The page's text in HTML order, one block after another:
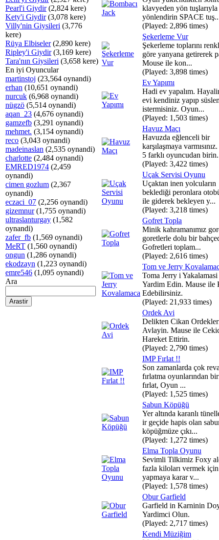
Pearl'i Giydir(2,824 kere)
Kety'i Giydir(3,078 kere)
Villy'nin Giysileri (3,776
kere)
Rüya Elbiseler(2,890 kere)
Ripley'i Giydir(3,169 kere)
Tara'nın Giysileri (3,658 kere)
En iyi Oyuncular
martinstoj (23,564 oynandi)
erhan (10,651 oynandi)
nurcuk (6,968 oynandi)
nügzö (5,514 oynandi)
aqan_23 (4,676 oynandi)
gamzefb (3,291 oynandi)
mehmet. (3,154 oynandi)
reco (3,043 oynandi)
madeinaslan (2,535 oynandi)
charlotte (2,484 oynandi)
EMRED1974 (2,459
oynandi)
cimen gozlum (2,367
oynandi)
eczaci_07 (2,256 oynandi)
gizemnur(1,755 oynandi)
ultraslanturgay (1,582
oynandi)
zafer_fb (1,569 oynandi)
MeRT (1,560 oynandi)
ongun (1,286 oynandi)
ekodzayn (1,223 oynandi)
emre546 (1,095 oynandi)
Ara
klavyeden yön
yönlendirin SPACE
(Played: 2,896 times)
Şekerleme Vur
Şekerleme toplarını
göre yanyana getirerek
Mouse ile kon...
(Played: 3,898 times)
Ev Yapımı
Hadi ev yapalım.
evi kendiniz yapıp
istermisiniz. Oyun...
(Played: 1,503 times)
Havuz Maçı
Havuzda eğlenceli bir
karşılaşmaya
5 farklı oyuncudan
(Played: 3,422 times)
Uçak Servisi Oyunu
Uçaktan inen yolcuların
beklediği peronlara
ile giderek bekleyen y...
(Played: 3,218 times)
Gofret Topla
Minik kahramanımız
goretlerle dolu bir
Gofretleri toplam...
(Played: 2,616 times)
Tom ve Jerry
Toma Jerry i
Yardim Edin. Mause ile
Edebilirsiniz.
(Played: 21,933 times)
Ordek Avi
Delikten Cikan
Avlayin. Mause ile
Hareket Ettirin.
(Played: 2,790 times)
IMP Fırlat !!
Son zamanlarda çok
fırlatma oyunlarından
fırlat, Oyun ...
(Played: 1,525 times)
Sabun Köpüğü
Yer altında karanlı
ir geçide hapis olan
köpüğmüze çıkı...
(Played: 1,272 times)
Elma Topla Oyunu
Sevimli Tilkimiz Foxy
fazla kiloları vermek
yapmaya karar v...
(Played: 1,578 times)
Obur Garfield
Garfield in Karninin
Yardimci Olun.
(Played: 2,717 times)
Kendi Müziğim